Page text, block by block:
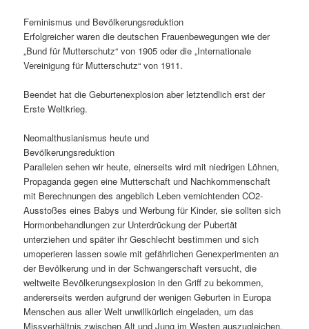
Feminismus und Bevölkerungsreduktion
Erfolgreicher waren die deutschen Frauenbewegungen wie der
„Bund für Mutterschutz“ von 1905 oder die „Internationale
Vereinigung für Mutterschutz“ von 1911.
Beendet hat die Geburtenexplosion aber letztendlich erst der
Erste Weltkrieg.
Neomalthusianismus heute und
Bevölkerungsreduktion
Parallelen sehen wir heute, einerseits wird mit niedrigen Löhnen,
Propaganda gegen eine Mutterschaft und Nachkommenschaft
mit Berechnungen des angeblich Leben vernichtenden CO2-
Ausstoßes eines Babys und Werbung für Kinder, sie sollten sich
Hormonbehandlungen zur Unterdrückung der Pubertät
unterziehen und später ihr Geschlecht bestimmen und sich
umoperieren lassen sowie mit gefährlichen Genexperimenten an
der Bevölkerung und in der Schwangerschaft versucht, die
weltweite Bevölkerungsexplosion in den Griff zu bekommen,
andererseits werden aufgrund der wenigen Geburten in Europa
Menschen aus aller Welt unwillkürlich eingeladen, um das
Missverhältnis zwischen Alt und Jung im Westen auszugleichen,